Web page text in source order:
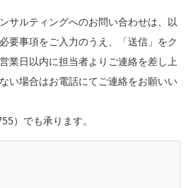
サルティングへのお問い合わせは、以
要事項をご入力のうえ、「送信」をク
業日以内に担当者よりご連絡を差し上
い場合はお電話にてご連絡をお願いい
）でも承ります。